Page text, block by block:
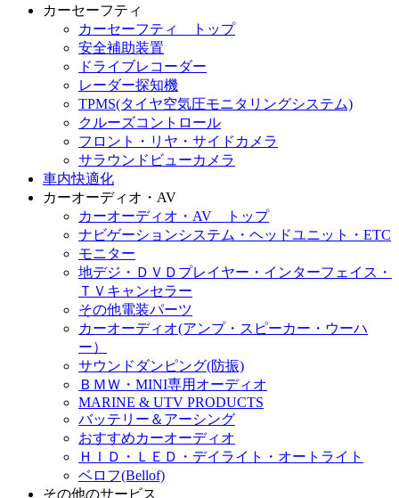
カーセーフティ
カーセーフティ トップ
安全補助装置
ドライブレコーダー
レーダー探知機
TPMS(タイヤ空気圧モニタリングシステム)
クルーズコントロール
フロント・リヤ・サイドカメラ
サラウンドビューカメラ
車内快適化
カーオーディオ・AV
カーオーディオ・AV トップ
ナビゲーションシステム・ヘッドユニット・ETC
モニター
地デジ・ＤＶＤプレイヤー・インターフェイス・
ＴＶキャンセラー
その他電装パーツ
カーオーディオ(アンプ・スピーカー・ウーハ
ー）
サウンドダンピング(防振)
ＢＭＷ・MINI専用オーディオ
MARINE & UTV PRODUCTS
バッテリー＆アーシング
おすすめカーオーディオ
ＨＩＤ・ＬＥＤ・デイライト・オートライト
ベロフ(Bellof)
その他のサービス